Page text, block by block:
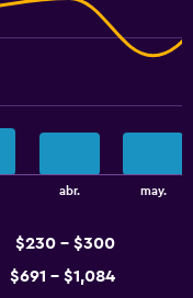
abr. may.
$230 - $300
$691 - $1,084